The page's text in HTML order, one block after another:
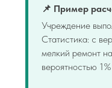
📌 Пример
Учреждение
Статистика: с
мелкий ремонт
вероятностью